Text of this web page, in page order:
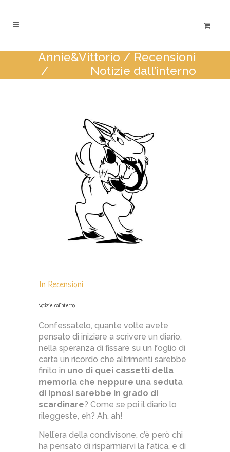
Annie&Vittorio / Recensioni
/
Notizie dall’interno
In Recensioni
Notizie dall’interno
Confessatelo, quante volte avete
pensato di iniziare a scrivere un diario,
nella speranza di fissare su un foglio di
carta un ricordo che altrimenti sarebbe
finito in uno di quei cassetti della
memoria che neppure una seduta
di ipnosi sarebbe in grado di
scardinare? Come se poi il diario lo
rileggeste, eh? Ah, ah!
Nell’era della condivisone, c’è però chi
ha pensato di risparmiarvi la fatica, e di